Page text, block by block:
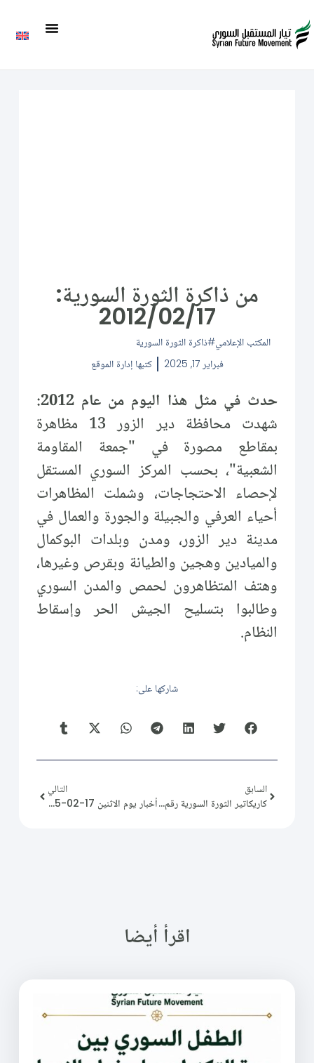
من ذاكرة الثورة السورية:
2012/02/17
المكتب الإعلامي ذاكرة الثورة السورية
فبراير 17, 2025
كتبها إدارة الموقع
حدث في مثل هذا اليوم من عام 2012:
شهدت محافظة دير الزور 13 مظاهرة
بمقاطع مصورة في "جمعة المقاومة
الشعبية"، بحسب المركز السوري المستقل
لإحصاء الاحتجاجات، وشملت المظاهرات
أحياء العرفي والجبيلة والجورة والعمال في
مدينة دير الزور، ومدن وبلدات البوكمال
والميادين وهجين والطيانة وبقرص وغيرها،
وهتف المتظاهرون لحمص والمدن السوري
وطالبوا بتسليح الجيش الحر وإسقاط
النظام.
شاركها على:
السابق
كاريكاتير الثورة السورية رقم (243)
التالي
أخبار يوم الاثنين 17-02-2025
اقرأ أيضا